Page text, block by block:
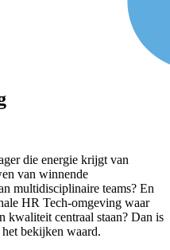
die energie krijgt van
van winnende
multidisciplinaire teams? En
HR Tech-omgeving waar
kwaliteit centraal staan? Dan is
bekijken waard.